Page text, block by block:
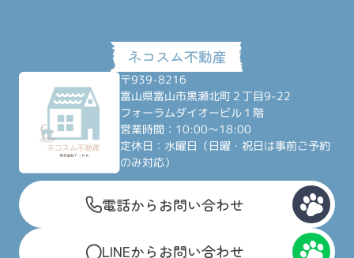
〒939-8216
富山県富山市黒瀬北町２丁目9-22
フォーラムダイオービル１階
営業時間：10:00～18:00
定休日：水曜日（日曜・祝日は事前ご予約
のみ対応）
電話からお問い合わせ
LINEからお問い合わせ